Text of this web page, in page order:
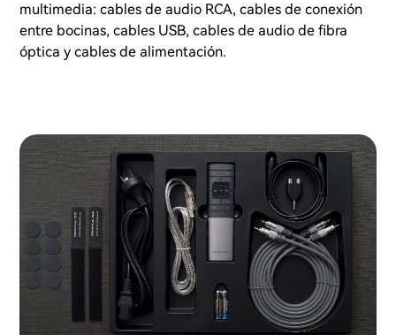
multimedia: cables de audio RCA, cables de conexión
entre bocinas, cables USB, cables de audio de fibra
óptica y cables de alimentación.